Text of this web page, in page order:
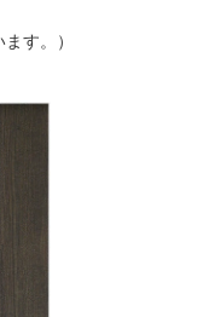
す。）